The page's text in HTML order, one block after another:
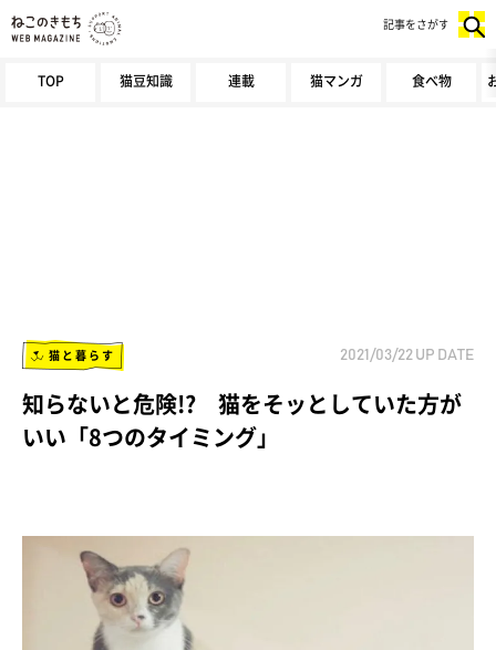
TOP 猫豆知識 連載 猫マンガ 食べ物
記事をさがす
猫と暮らす 2021/03/22 UP DATE
知らないと危険!? 猫をそッとしていた方が
いい「8つのタイミング」